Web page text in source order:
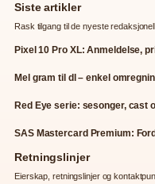
Siste artikler
Rask tilgang til de nyeste
Pixel 10 Pro XL: Anmeldelse,
Mel gram til dl – enkel
Red Eye serie: sesonger, cast
SAS Mastercard Premium:
Retningslinjer
Eierskap, retningslinjer og